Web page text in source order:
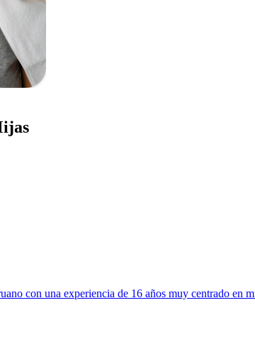
con una experiencia de 16 años muy centrado en